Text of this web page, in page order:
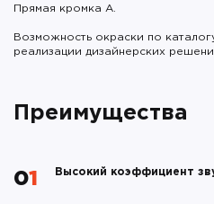
Прямая кромка А.
Возможность окраски по
реализации дизайнерских
Преимущества
01 Высокий коэффициент